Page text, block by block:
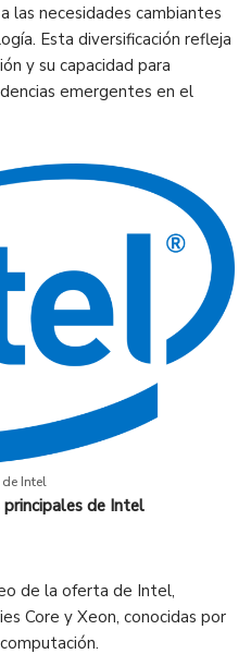
las necesidades cambiantes
Esta diversificación refleja
y su capacidad para
emergentes en el
Intel
de Intel
de la oferta de Intel,
Core y Xeon, conocidas por